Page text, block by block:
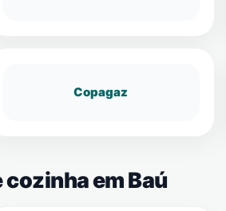
Copagaz
cozinha em Baú